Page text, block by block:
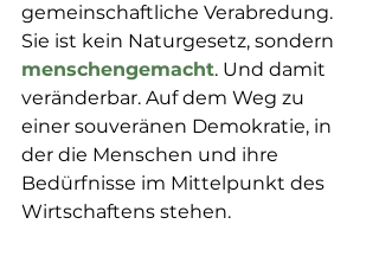
gemeinschaftliche Verabredung.
Sie ist kein Naturgesetz, sondern
menschengemacht. Und damit
veränderbar. Auf dem Weg zu
einer souveränen Demokratie, in
der die Menschen und ihre
Bedürfnisse im Mittelpunkt des
Wirtschaftens stehen.